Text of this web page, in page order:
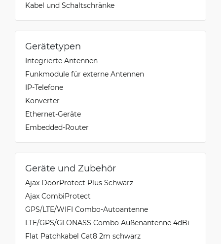
Kabel und Schaltschränke
Gerätetypen
Integrierte Antennen
Funkmodule für externe Antennen
IP-Telefone
Konverter
Ethernet-Geräte
Embedded-Router
Geräte und Zubehör
Ajax DoorProtect Plus Schwarz
Ajax CombiProtect
GPS/LTE/WIFI Combo-Autoantenne
LTE/GPS/GLONASS Combo Außenantenne 4dBi
Flat Patchkabel Cat8 2m schwarz